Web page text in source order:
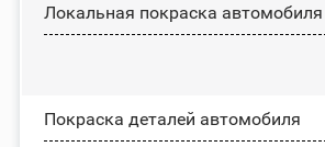
Локальная покраска автомобиля
Покраска деталей автомобиля